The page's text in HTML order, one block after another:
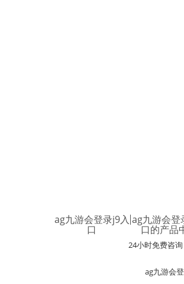
ag九游会登录j9入
口
ag九游会登
口的产品
24小时免费咨
ag九游会